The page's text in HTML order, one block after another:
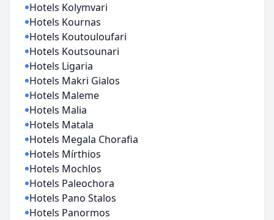
Hotels Kolymvari
Hotels Kournas
Hotels Koutouloufari
Hotels Koutsounari
Hotels Ligaria
Hotels Makri Gialos
Hotels Maleme
Hotels Malia
Hotels Matala
Hotels Megala Chorafia
Hotels Mírthios
Hotels Mochlos
Hotels Paleochora
Hotels Pano Stalos
Hotels Panormos